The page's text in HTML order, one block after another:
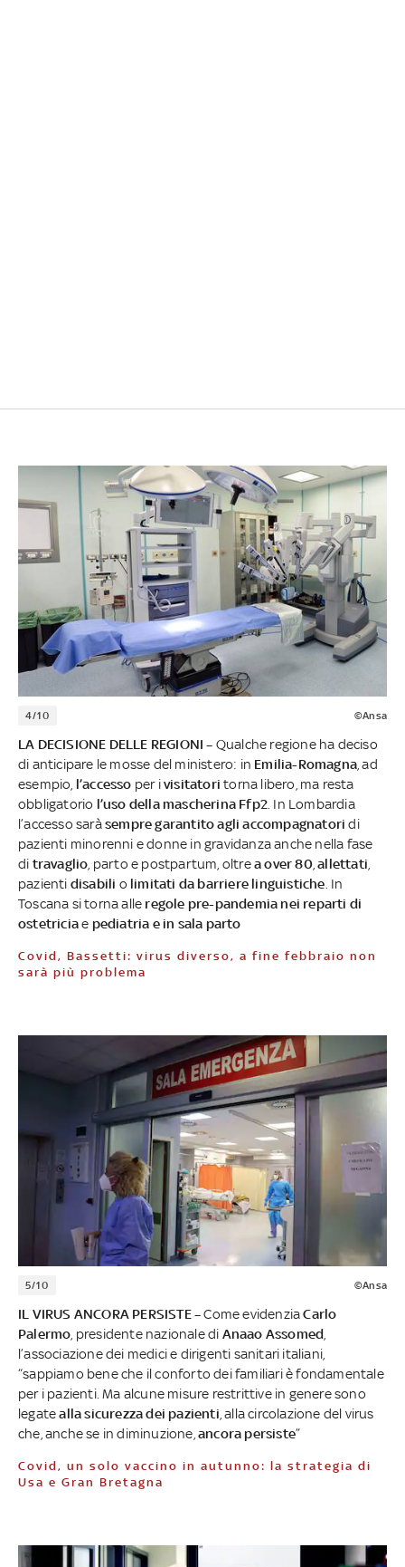
4/10 ©Ansa
LA DECISIONE DELLE REGIONI – Qualche regione ha deciso
di anticipare le mosse del ministero: in Emilia-Romagna , ad
esempio, l’accesso per ivisitatoritorna libero, ma resta
obbligatorio l’uso della mascherina Ffp2 . In Lombardia
l’accesso saràsempre garantito agli accompagnatoridi
pazienti minorenni e donne in gravidanza anche nella fase
di travaglio , parto e postpartum, oltrea over 80 ,allettati
pazienti disabili o limitati da barriere linguistiche . In
Toscana si torna alle regole pre-pandemia nei reparti di
ostetriciae pediatria e in sala parto
Covid, Bassetti: virus diverso, a fine febbraio non
sarà più problema
5/10 ©Ansa
IL VIRUS ANCORA PERSISTE –Come evidenziaCarlo
Palermo , presidente nazionale di Anaao Assomed
l’associazione dei medici e dirigenti sanitari italiani,
“sappiamo bene che il conforto dei familiari è fondamentale
per i pazienti. Ma alcune misure restrittive in genere sono
legatealla sicurezza dei pazienti , alla circolazione del virus
che, anche se in diminuzione, ancora persiste”
Covid, un solo vaccino in autunno: la strategia di
Usa e Gran Bretagna